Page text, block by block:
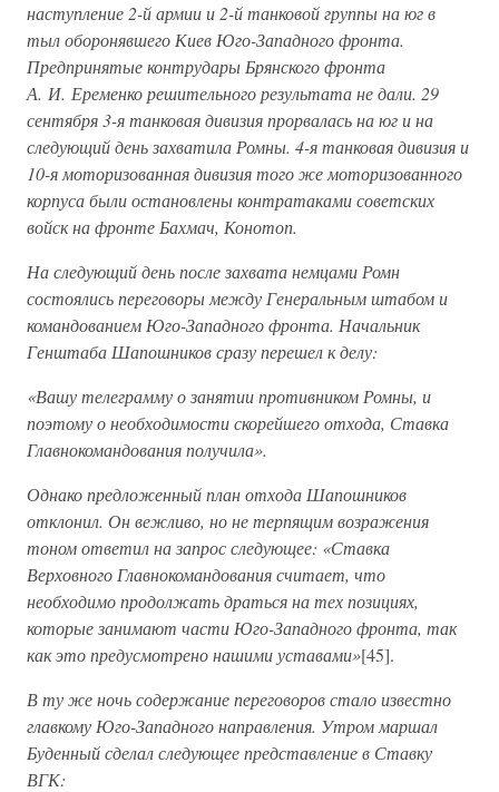
наступление 2-й армии и 2-й танковой группы на юг в
тыл оборонявшего Киев Юго-Западного фронта.
Предпринятые контрудары Брянского фронта
А. И. Еременко решительного результата не дали. 29
сентября 3-я танковая дивизия прорвалась на юг и на
следующий день захватила Ромны. 4-я танковая дивизия и
10-я моторизованная дивизия того же моторизованного
корпуса были остановлены контратаками советских
войск на фронте Бахмач, Конотоп.
На следующий день после захвата немцами Ромн
состоялись переговоры между Генеральным штабом и
командованием Юго-Западного фронта. Начальник
Генштаба Шапошников сразу перешел к делу:
«Вашу телеграмму о занятии противником Ромны, и
поэтому о необходимости скорейшего отхода, Ставка
Главнокомандования получила».
Однако предложенный план отхода Шапошников
отклонил. Он вежливо, но не терпящим возражения
тоном ответил на запрос следующее: «Ставка
Верховного Главнокомандования считает, что
необходимо продолжать драться на тех позициях,
которые занимают части Юго-Западного фронта, так
как это предусмотрено нашими уставами»[45].
В ту же ночь содержание переговоров стало известно
главкому Юго-Западного направления. Утром маршал
Буденный сделал следующее представление в Ставку
ВГК: